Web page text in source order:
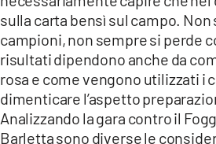
APPLE
sulla carta bensì sul campo.
campioni, non sempre si perde
risultati dipendono anche da
rosa e come vengono utilizzati i
dimenticare l’aspetto
Analizzando la gara contro il
Barletta sono diverse le